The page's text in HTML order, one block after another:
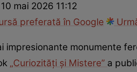
10 mai 2026 11:12
preferată în Google
impresionante monumente
„Curiozități și Mistere” a